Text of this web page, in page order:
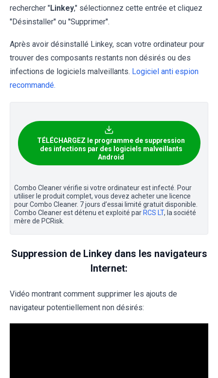
rechercher "Linkey," sélectionnez cette entrée et cliquez
''Désinstaller'' ou ''Supprimer''.
Après avoir désinstallé Linkey, scan votre ordinateur pour
trouver des composants restants non désirés ou des
infections de logiciels malveillants. Logiciel anti espion
recommandé.
TÉLÉCHARGEZ le programme de suppression
des infections par des logiciels malveillants
Android
Combo Cleaner vérifie si votre ordinateur est infecté. Pour
utiliser le produit complet, vous devez acheter une licence
pour Combo Cleaner. 7 jours d’essai limité gratuit disponible.
Combo Cleaner est détenu et exploité par RCS LT, la société
mère de PCRisk.
Suppression de Linkey dans les navigateurs
Internet:
Vidéo montrant comment supprimer les ajouts de
navigateur potentiellement non désirés: